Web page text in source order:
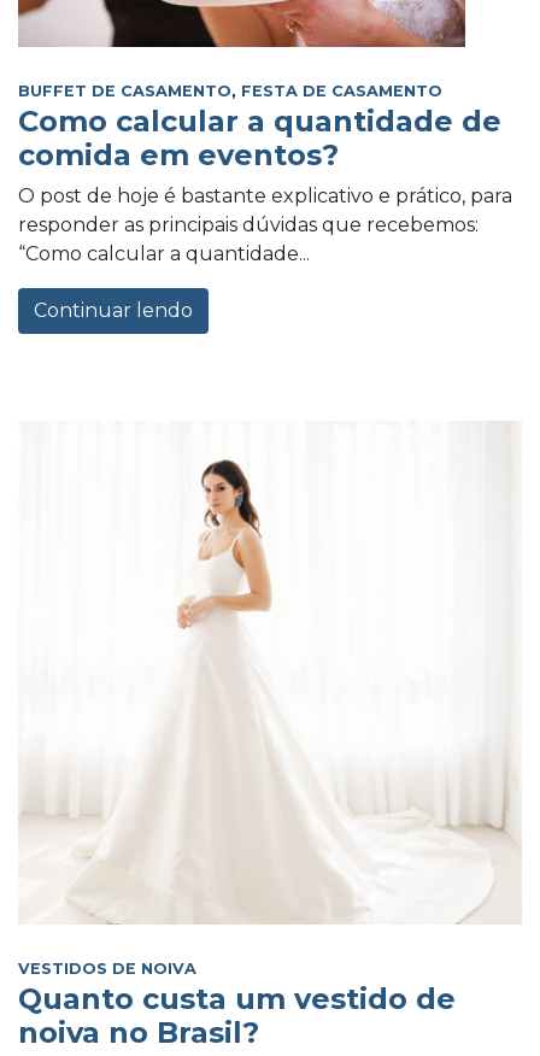
BUFFET DE CASAMENTO, FESTA DE CASAMENTO
Como calcular a quantidade de
comida em eventos?
O post de hoje é bastante explicativo e prático, para
responder as principais dúvidas que recebemos:
“Como calcular a quantidade...
Continuar lendo
VESTIDOS DE NOIVA
Quanto custa um vestido de
noiva no Brasil?